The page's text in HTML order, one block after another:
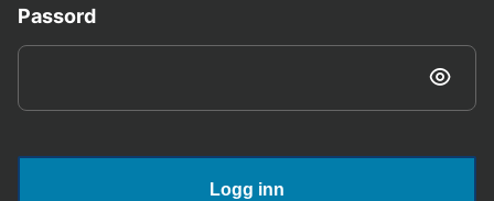
Passord
Logg inn